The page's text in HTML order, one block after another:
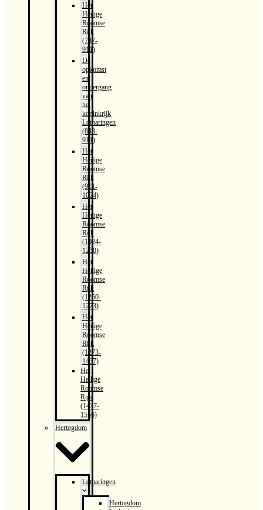
Het
Heilige
Roomse
Rijk
(737-
911)
De
opkomst
en
ondergang
van
het
koninkrijk
Lotharingen
(843-
911)
Het
Heilige
Roomse
Rijk
(911-
1024)
Het
Heilige
Roomse
Rijk
(1024-
1250)
Het
Heilige
Roomse
Rijk
(1250-
1273)
Het
Heilige
Roomse
Rijk
(1273-
1437)
Het
Heilige
Roomse
Rijk
(1437-
1556)
Hertogdom
Lotharingen
Hertogdom